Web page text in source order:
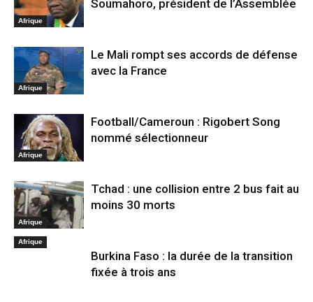
Afrique
Soumahoro, président de l’Assemblée
Afrique
Le Mali rompt ses accords de défense
avec la France
Afrique
Football/Cameroun : Rigobert Song
nommé sélectionneur
Afrique
Tchad : une collision entre 2 bus fait au
moins 30 morts
Afrique
Burkina Faso : la durée de la transition
fixée à trois ans